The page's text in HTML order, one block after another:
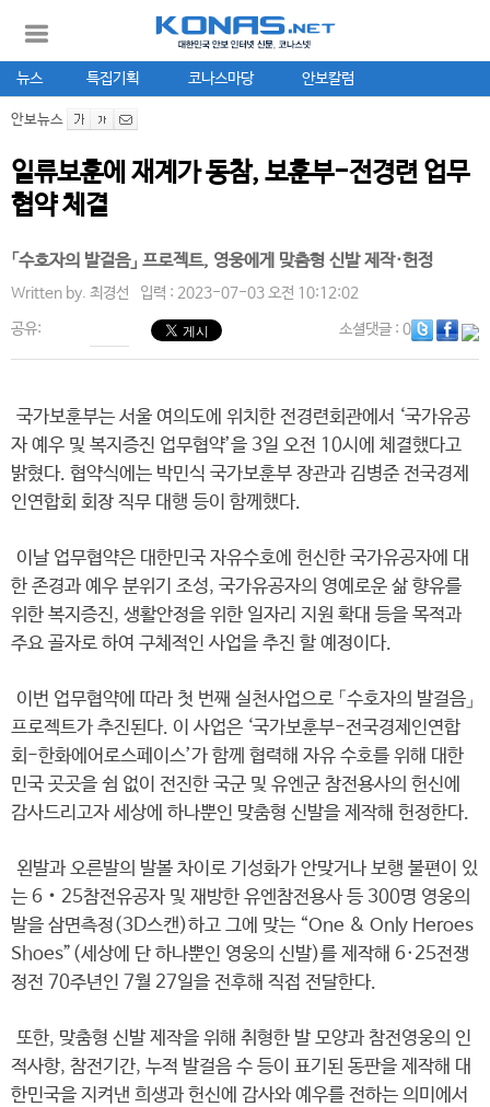
뉴스 특집기획 코나스마당 안보칼럼
안보뉴스
일류보훈에 재계가 동참, 보훈부-전경련 업무
협약 체결
「수호자의 발걸음」 프로젝트, 영웅에게 맞춤형 신발 제작·헌정
Written by. 최경선 입력 : 2023-07-03 오전 10:12:02
공유: 소셜댓글: 0
국가보훈부는 서울 여의도에 위치한 전경련회관에서 ‘국가유공
자 예우 및 복지증진 업무협약’을 3일 오전 10시에 체결했다고
밝혔다. 협약식에는 박민식 국가보훈부 장관과 김병준 전국경제
인연합회 회장 직무 대행 등이 함께했다.
이날 업무협약은 대한민국 자유수호에 헌신한 국가유공자에 대
한 존경과 예우 분위기 조성, 국가유공자의 영예로운 삶 향유를
위한 복지증진, 생활안정을 위한 일자리 지원 확대 등을 목적과
주요 골자로 하여 구체적인 사업을 추진 할 예정이다.
이번 업무협약에 따라 첫 번째 실천사업으로 「수호자의 발걸음」
프로젝트가 추진된다. 이 사업은 ‘국가보훈부-전국경제인연합
회-한화에어로스페이스’가 함께 협력해 자유 수호를 위해 대한
민국 곳곳을 쉼 없이 전진한 국군 및 유엔군 참전용사의 헌신에
감사드리고자 세상에 하나뿐인 맞춤형 신발을 제작해 헌정한다.
왼발과 오른발의 발볼 차이로 기성화가 안맞거나 보행 불편이 있
는 6‧25참전유공자 및 재방한 유엔참전용사 등 300명 영웅의
발을 삼면측정(3D스캔)하고 그에 맞는 “One & Only Heroes
Shoes”(세상에 단 하나뿐인 영웅의 신발)를 제작해 6·25전쟁
정전 70주년인 7월 27일을 전후해 직접 전달한다.
또한, 맞춤형 신발 제작을 위해 취형한 발 모양과 참전영웅의 인
적사항, 참전기간, 누적 발걸음 수 등이 표기된 동판을 제작해 대
한민국을 지켜낸 희생과 헌신에 감사와 예우를 전하는 의미에서